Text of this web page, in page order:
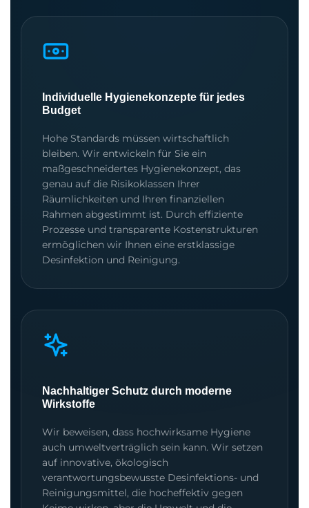
Individuelle Hygienekonzepte für jedes
Budget
Hohe Standards müssen wirtschaftlich
bleiben. Wir entwickeln für Sie ein
maßgeschneidertes Hygienekonzept, das
genau auf die Risikoklassen Ihrer
Räumlichkeiten und Ihren finanziellen
Rahmen abgestimmt ist. Durch effiziente
Prozesse und transparente Kostenstrukturen
ermöglichen wir Ihnen eine erstklassige
Desinfektion und Reinigung.
Nachhaltiger Schutz durch moderne
Wirkstoffe
Wir beweisen, dass hochwirksame Hygiene
auch umweltverträglich sein kann. Wir setzen
auf innovative, ökologisch
verantwortungsbewusste Desinfektions- und
Reinigungsmittel, die hocheffektiv gegen